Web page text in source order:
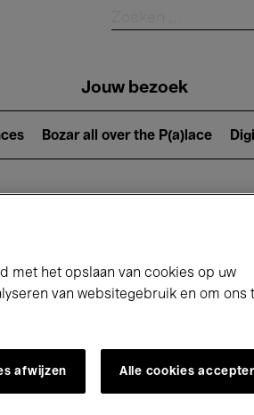
Jouw bezoek
Bozar all over the P(a)lace
met het opslaan van cookies op uw
van websitegebruik en om ons
afwijzen Alle cookies